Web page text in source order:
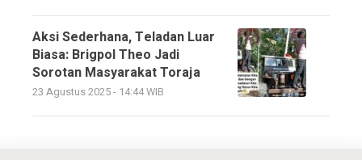
Aksi Sederhana, Teladan Luar
Biasa: Brigpol Theo Jadi
Sorotan Masyarakat Toraja
23 Agustus 2025 - 14:44 WIB